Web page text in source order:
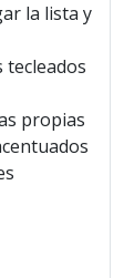
la lista y
tecleados
propias